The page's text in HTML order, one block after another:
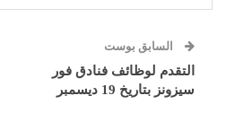
السابق بوست
التقدم لوظائف فنادق فور
سيزونز بتاريخ 19 ديسمبر